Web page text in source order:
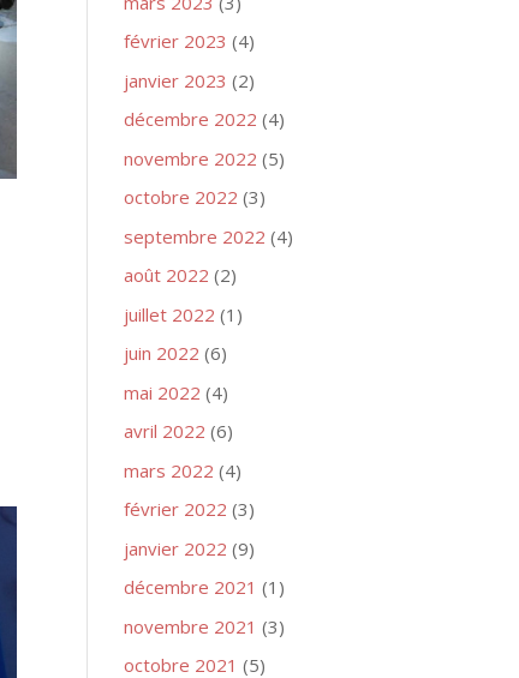
février 2023 (4)
janvier 2023 (2)
décembre 2022 (4)
novembre 2022 (5)
octobre 2022 (3)
septembre 2022 (4)
août 2022 (2)
juillet 2022 (1)
juin 2022 (6)
mai 2022 (4)
avril 2022 (6)
mars 2022 (4)
février 2022 (3)
janvier 2022 (9)
décembre 2021 (1)
novembre 2021 (3)
octobre 2021 (5)